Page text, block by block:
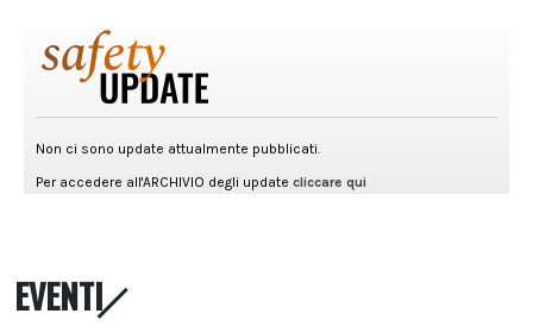
EVENTI